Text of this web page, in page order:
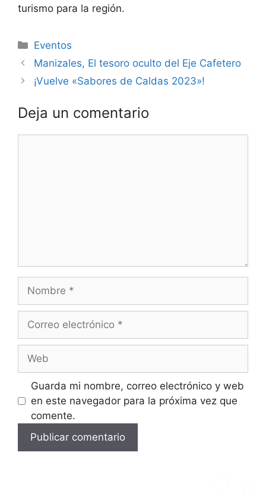
turismo para la región.
Eventos
Manizales, El tesoro oculto del Eje Cafetero
¡Vuelve «Sabores de Caldas 2023»!
Deja un comentario
Guarda mi nombre, correo electrónico y web
en este navegador para la próxima vez que
comente.